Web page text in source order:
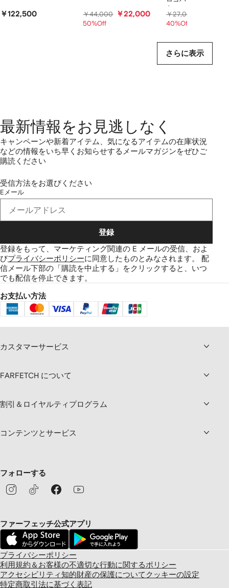
￥122,500 ￥44,000 ￥22,000
50%Off
ト
￥27,000
40%Off
さらに表示
最新情報をお見逃しなく
キャンペーンや新着アイテム、気になるアイテムの在庫状況
などの情報をいち早くお知らせするメールマガジンをぜひご
購読ください
受信方法をお選びください
Eメール
登録
登録をもって、マーケティング関連の E メールの受信、およ
びプライバシーポリシーに同意したものとみなされます。 配
信メール下部の「購読を中止する」をクリックすると、いつ
でも配信を停止できます。
お支払い方法
カスタマーサービス
FARFETCH について
割引＆ロイヤルティプログラム
コンテンツとサービス
フォローする
ファーフェッチ公式アプリ
プライバシーポリシー
利用規約＆お客様の不適切な行動に関するポリシー
アクセシビリティ 知的財産の保護について クッキーの設定
特定商取引法に基づく表記